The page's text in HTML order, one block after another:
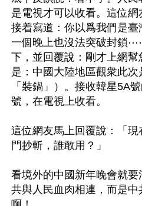
是電視才可以收看。這位網
接着寫道：你以爲我們是
一個晚上也沒法突破封鎖
下，並回覆說：剛才上網
是：中國大陸地區觀衆此
「裝鍋」）。接收韓星5A
號，在電視上收看。
這位網友馬上回覆說：「
門抄斬，誰敢用？」
看境外的中國新年晚會就
共與人民血肉相連，而是